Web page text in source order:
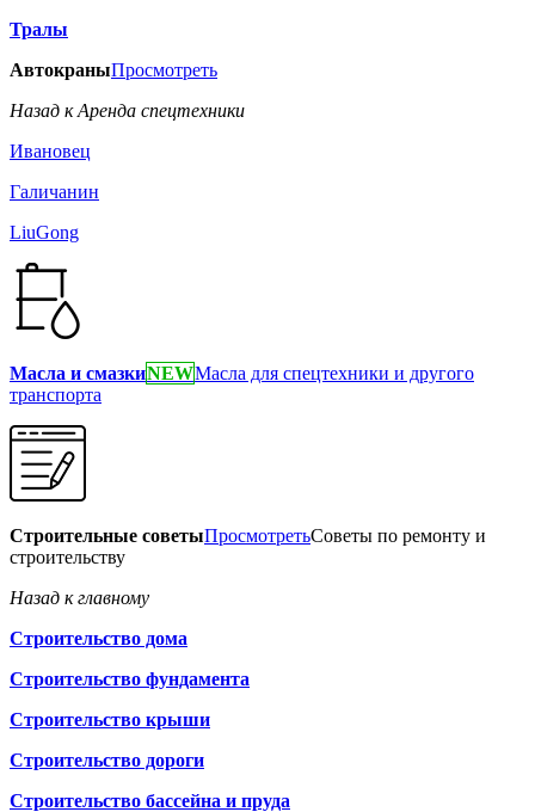
Тралы
АвтокраныПросмотреть
Назад к Аренда спецтехники
Ивановец
Галичанин
LiuGong
Масла и смазкиNEWМасла для спецтехники и другого
транспорта
Строительные советыПросмотретьСоветы по ремонту и
строительству
Назад к главному
Строительство дома
Строительство фундамента
Строительство крыши
Строительство дороги
Строительство бассейна и пруда